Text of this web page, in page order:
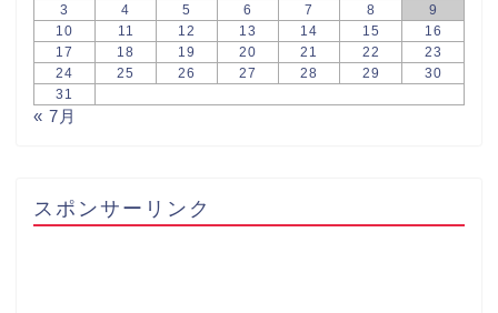
3
4 5 6 7 8
9
10
11 12 13 14 15
16
17
18 19 20 21 22
23
24
25 26 27 28 29
30
31
« 7月
スポンサーリンク